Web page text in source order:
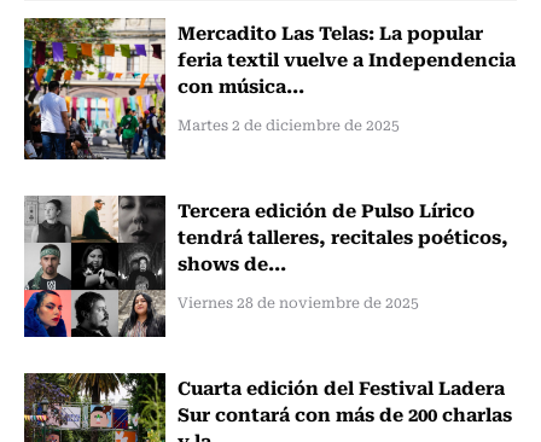
Mercadito Las Telas: La popular
feria textil vuelve a Independencia
con música...
Martes 2 de diciembre de 2025
Tercera edición de Pulso Lírico
tendrá talleres, recitales poéticos,
shows de...
Viernes 28 de noviembre de 2025
Cuarta edición del Festival Ladera
Sur contará con más de 200 charlas